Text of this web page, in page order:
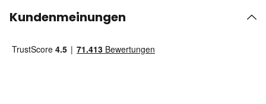
Kundenmeinungen